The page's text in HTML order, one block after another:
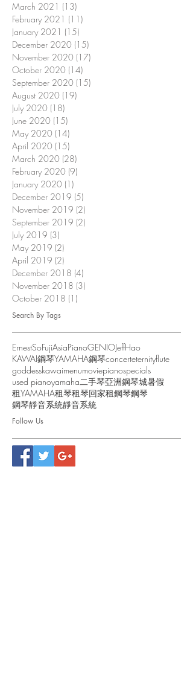
March 2021 (13)
February 2021 (11)
January 2021 (15)
December 2020 (15)
November 2020 (17)
October 2020 (14)
September 2020 (15)
August 2020 (19)
July 2020 (18)
June 2020 (15)
May 2020 (14)
April 2020 (15)
March 2020 (28)
February 2020 (9)
January 2020 (1)
December 2019 (5)
November 2019 (2)
September 2019 (2)
July 2019 (3)
May 2019 (2)
April 2019 (2)
December 2018 (4)
November 2018 (3)
October 2018 (1)
Search By Tags
ErnestSoFujiAsiaPianoGENIOJeffHao
KAWAI鋼琴YAMAHA鋼琴concerteternityflute
goddesskawaimenumoviepianospecials
used pianoyamaha二手琴亞洲鋼琴城暑假
租YAMAHA租琴租琴回家租鋼琴鋼琴
鋼琴靜音系統靜音系統
Follow Us